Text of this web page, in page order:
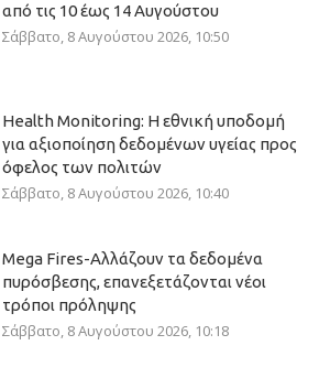
από τις 10 έως 14 Αυγούστου
Σάββατο, 8 Αυγούστου 2026, 10:50
Health Monitoring: Η εθνική υποδομή
για αξιοποίηση δεδομένων υγείας προς
όφελος των πολιτών
Σάββατο, 8 Αυγούστου 2026, 10:40
Mega Fires-Αλλάζουν τα δεδομένα
πυρόσβεσης, επανεξετάζονται νέοι
τρόποι πρόληψης
Σάββατο, 8 Αυγούστου 2026, 10:18